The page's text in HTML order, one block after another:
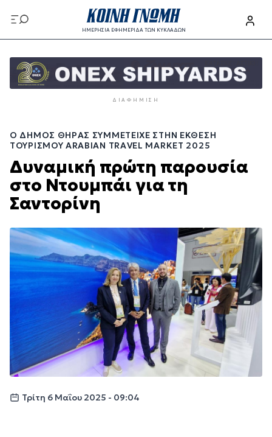
προς
το
περιεχόμενο
ΗΜΕΡΗΣΙΑ ΕΦΗΜΕΡΙΔΑ ΤΩΝ ΚΥΚΛΑΔΩΝ
προς
κυρίως
ΔΙΑΦΉΜΙΣΗ
Ο ΔΉΜΟΣ ΘΉΡΑΣ ΣΥΜΜΕΤΕΊΧΕ ΣΤΗΝ ΈΚΘΕΣΗ
ΤΟΥΡΙΣΜΟΎ ARABIAN TRAVEL MARKET 2025
Δυναμική πρώτη παρουσία
στο Ντουμπάι για τη
Σαντορίνη
Τρίτη 6 Μαΐου 2025 - 09:04